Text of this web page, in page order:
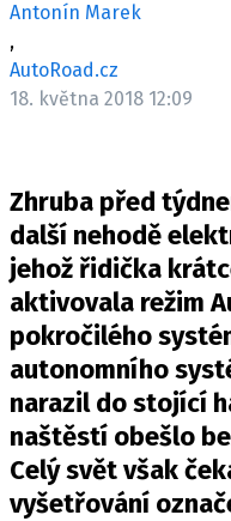
Antonín Marek
,
AutoRoad.cz
18. května 2018 12:09
Zhruba před
další nehodě
jehož řidička
aktivovala režim
pokročilého
autonomního
narazil do stojící
naštěstí obešlo
Celý svět však
vyšetřování